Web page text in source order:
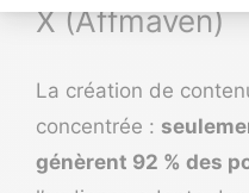
X (Affmaven)
La création de
concentrée :
génèrent 92 % des